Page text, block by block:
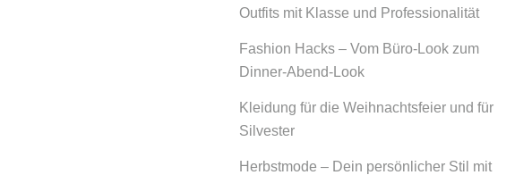
Outfits mit Klasse und Professionalität
Fashion Hacks – Vom Büro-Look zum
Dinner-Abend-Look
Kleidung für die Weihnachtsfeier und für
Silvester
Herbstmode – Dein persönlicher Stil mit